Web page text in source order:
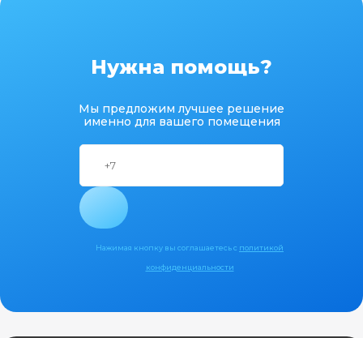
Нужна помощь?
Мы предложим лучшее решение
именно для вашего помещения
Нажимая кнопку вы соглашаетесь с политикой
конфиденциальности